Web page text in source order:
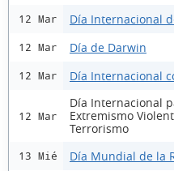
12 Mar Día Internacional
12 Mar Día de Darwin
12 Mar Día Internacional
12 Mar
Día Internacional
Extremismo
Terrorismo
13 Mié Día Mundial de la